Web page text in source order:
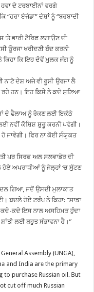
ਦੇ ਟਰਬਾਈਨਾਂ ਵਰਗੇ
ਏਜੰਡਾ” ਦੇਸ਼ਾਂ ਨੂੰ “ਬਰਬਾਦੀ
ਭਾਰੀ ਟੈਰਿਫ਼ ਲਗਾਉਣ ਦੀ
ਊਰਜਾ ਖਰੀਦਣੀ ਬੰਦ ਕਰਨੀ
ਕਿਹਾ ਕਿ ਇਹ ਦੋਵੇਂ ਮੁਲਕ ਜੰਗ ਨੂੰ
ਨਾਟੋ ਦੇਸ਼ ਅਜੇ ਵੀ ਰੂਸੀ ਉਰਜਾ ਲੈ
ਹਨ। ਇਹ ਕਿਸੇ ਨੇ ਕਦੇ ਸੁਣਿਆ
ਦੇ ਫੈਲਾਅ ਨੂੰ ਰੋਕਣ ਲਈ ਇਕੱਠੇ
ਨਵੀਂ ਕੋਸ਼ਿਸ਼ ਸ਼ੁਰੂ ਕਰਨੀ ਪਵੇਗੀ।
ਜਾਵੇਗੀ। ਫਿਰ ਨਾ ਕੋਈ ਸੰਯੁਕਤ
ਪਰ ਸਿਰਫ਼ ਅਲ ਸਲਵਾਡੋਰ ਦੀ
ਹੋਏ ਅਪਰਾਧੀਆਂ ਨੂੰ ਜੇਲ੍ਹਾਂ ‘ਚ ਸੁੱਟਣ
ਗਿਆ, ਜਦੋਂ ਉਸਦੀ ਮੁਲਾਕਾਤ
ਹੋਏ ਟਰੰਪ ਨੇ ਕਿਹਾ: “ਸਾਡਾ
ਕਦੇ-ਕਦੇ ਇਸ ਨਾਲ ਅਸਹਿਮਤ ਹੁੰਦਾ
ਲਈ ਬਹੁਤ ਸੰਭਾਵਨਾ ਹੈ।”
Assembly (UNGA),
and India are the primary
purchase Russian oil. But
cut off much Russian